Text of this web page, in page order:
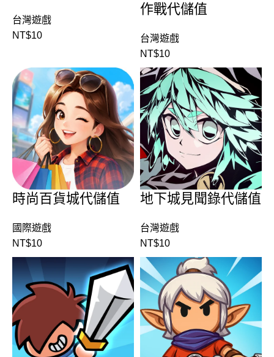
台灣遊戲
NT$10
作戰代儲值
台灣遊戲
NT$10
時尚百貨城代儲值
國際遊戲
NT$10
地下城見聞錄代儲值
台灣遊戲
NT$10